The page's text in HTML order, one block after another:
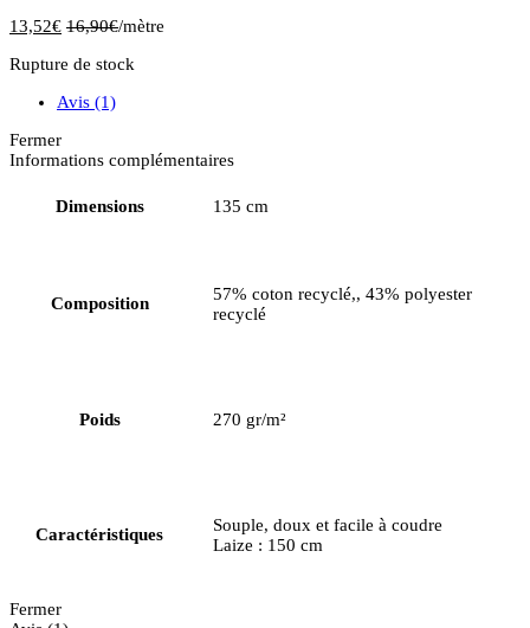
13,52€ 16,90€/mètre
Rupture de stock
Avis (1)
Fermer
Informations complémentaires
Dimensions 135 cm
Composition
57% coton recyclé,, 43% polyester
recyclé
Poids 270 gr/m²
Caractéristiques
Souple, doux et facile à coudre
Laize : 150 cm
Fermer